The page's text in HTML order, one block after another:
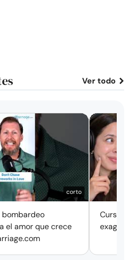
Ver todo
corto
bombardeo
el amor que crece
Cursos